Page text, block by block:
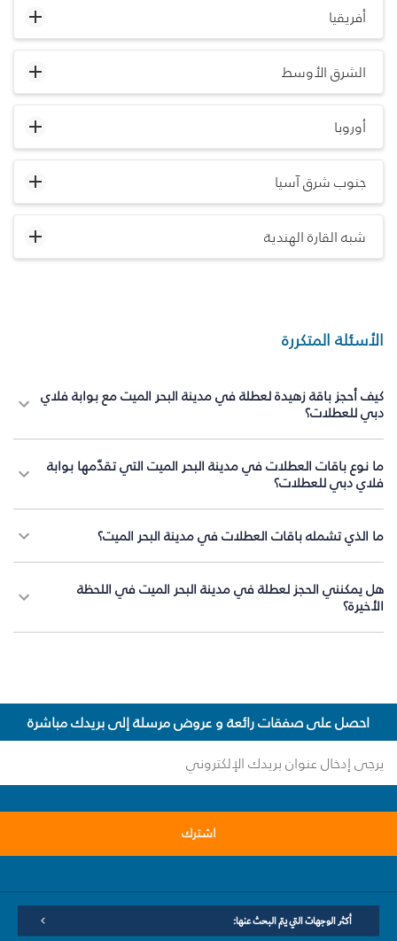
أفريقيا
الشرق الأوسط
أوروبا
جنوب شرق آسيا
شبه القارة الهندية
الأسئلة المتكررة
كيف أحجز باقة زهيدة لعطلة في مدينة البحر الميت مع بوابة فلاي
دبي للعطلات؟
ما نوع باقات العطلات في مدينة البحر الميت التي تقدّمها بوابة
فلاي دبي للعطلات؟
ما الذي تشمله باقات العطلات في مدينة البحر الميت؟
هل يمكنني الحجز لعطلة في مدينة البحر الميت في اللحظة
الأخيرة؟
احصل على صفقات رائعة و عروض مرسلة إلى بريدك مباشرة
اشترك
أكثر الوجهات التي يتم البحث عنها: